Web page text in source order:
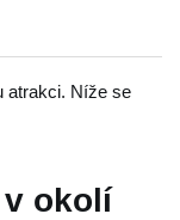
atrakci. Níže se
okolí